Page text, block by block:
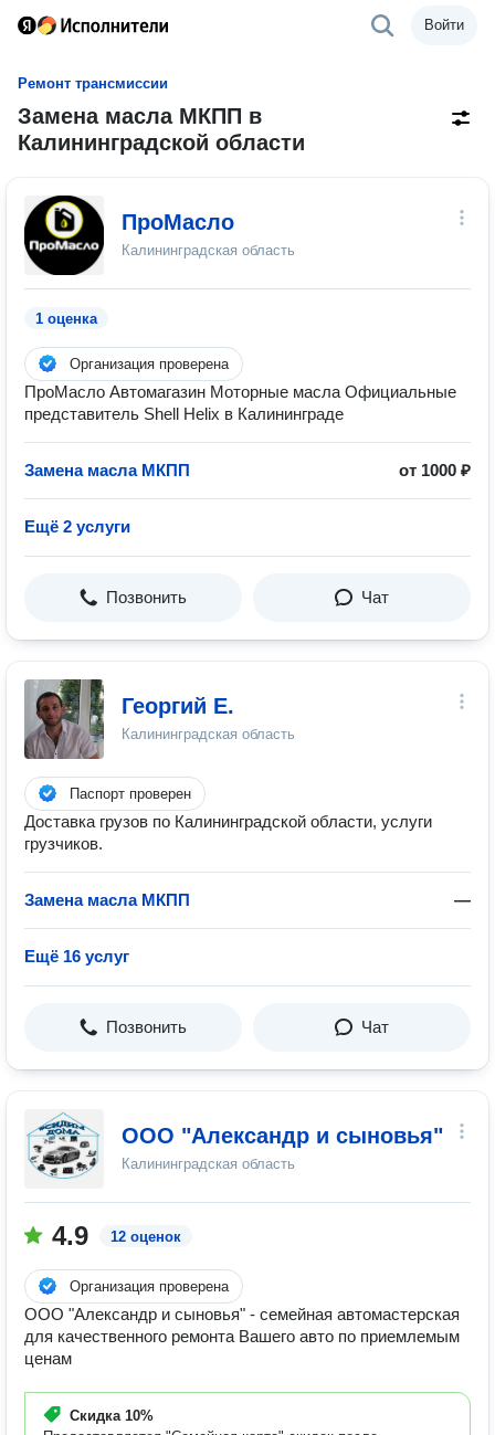
Войти
Ремонт трансмиссии
Замена масла МКПП в
Калининградской области
ПроМасло
Калининградская область
1 оценка
Организация проверена
ПроМасло Автомагазин Моторные масла Официальные
представитель Shell Helix в Калининграде
Замена масла МКПП от 1000 ₽
Ещё 2 услуги
Позвонить Чат
Георгий Е.
Калининградская область
Паспорт проверен
Доставка грузов по Калининградской области, услуги
грузчиков.
Замена масла МКПП —
Ещё 16 услуг
Позвонить Чат
ООО "Александр и сыновья"
Калининградская область
4.9 12 оценок
Организация проверена
ООО "Александр и сыновья" - семейная автомастерская
для качественного ремонта Вашего авто по приемлемым
ценам
Скидка 10%